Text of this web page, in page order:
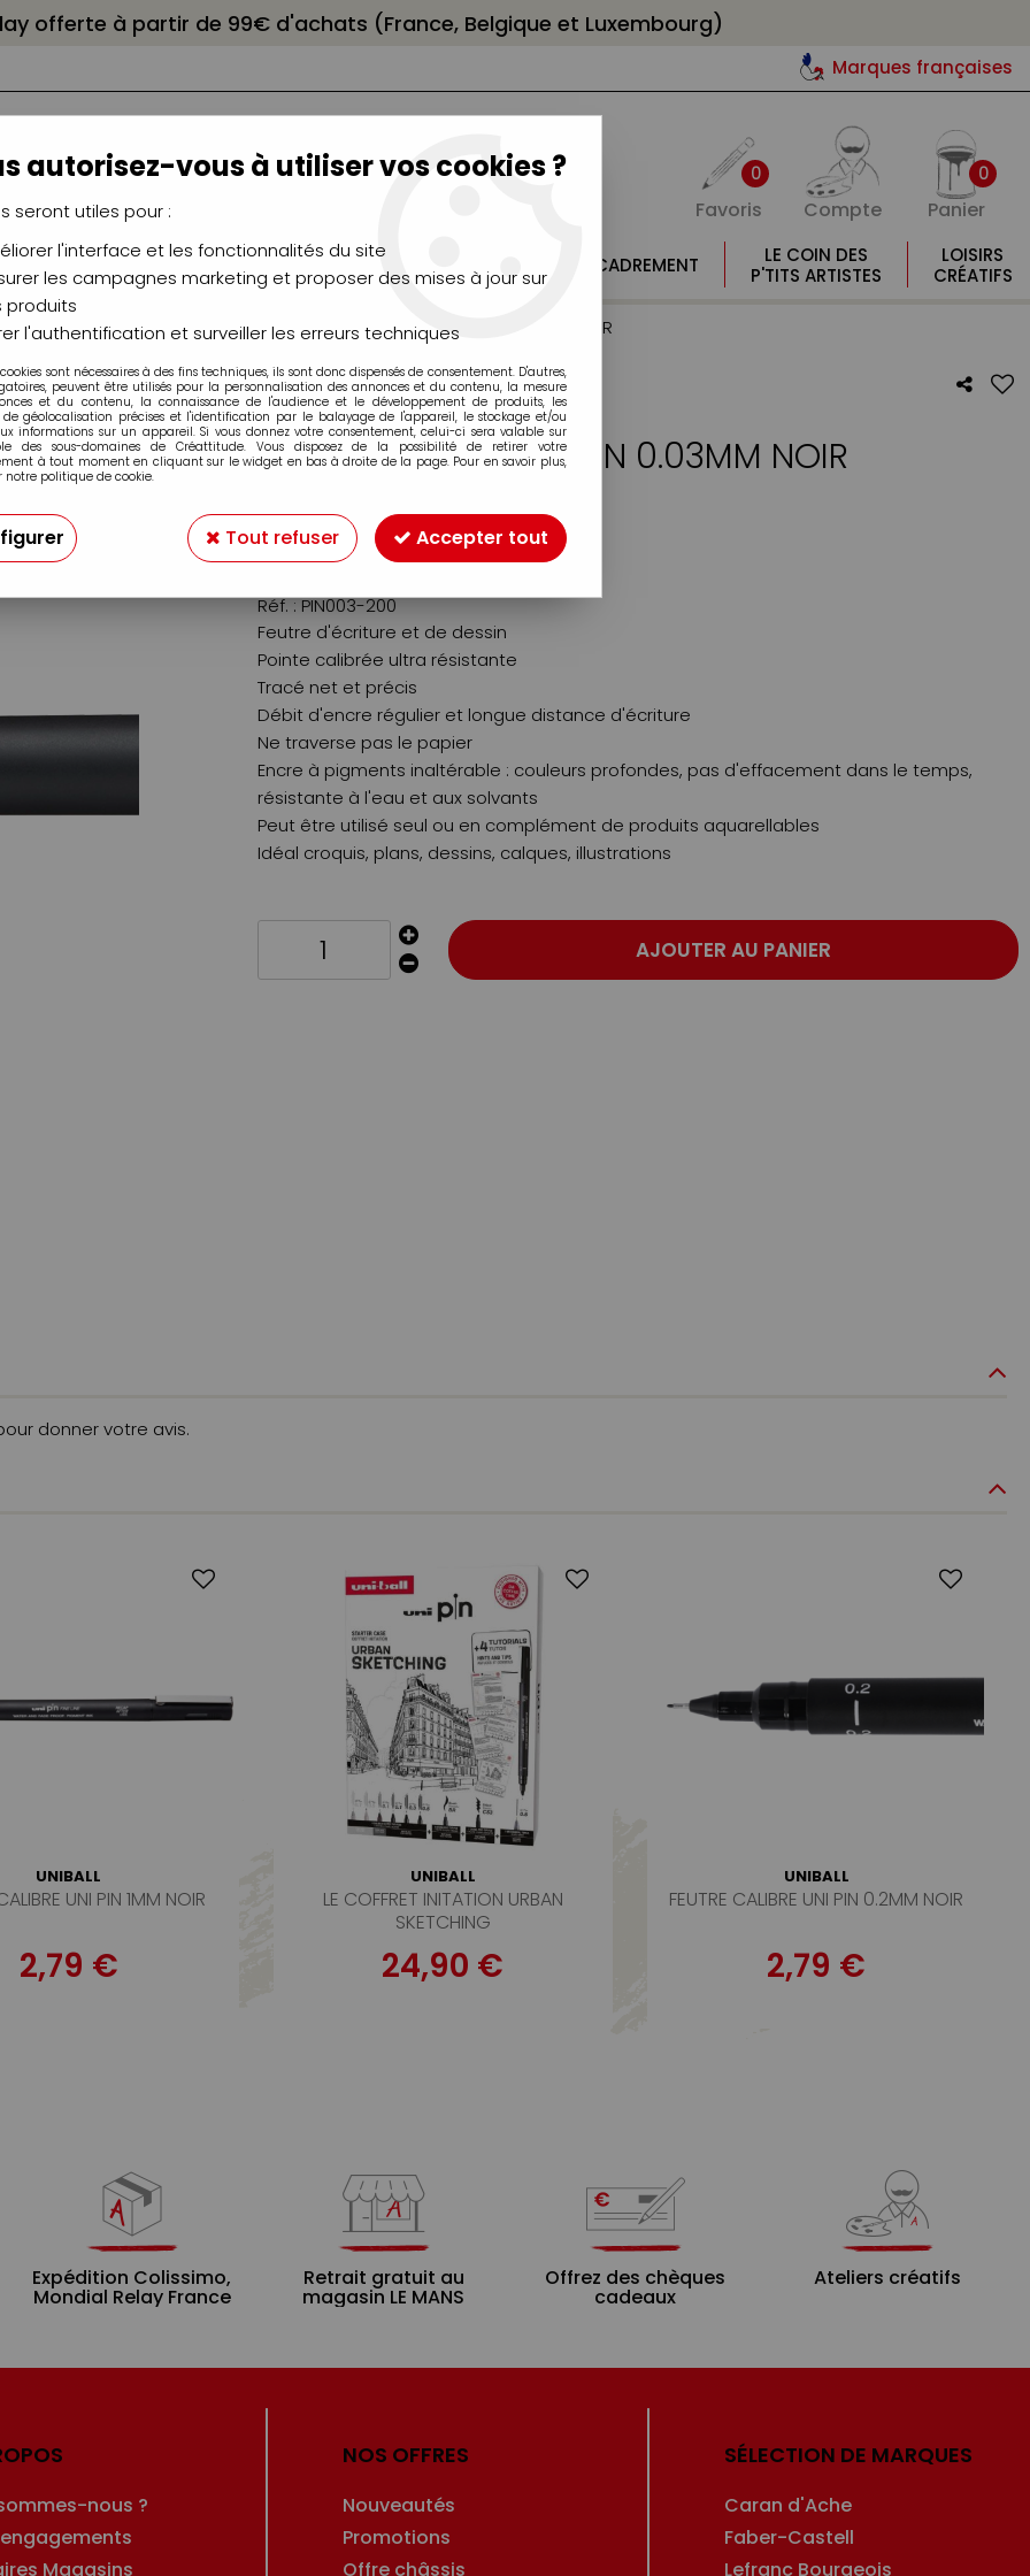
offerte à partir de 99€ d'achats (France, Belgique et Luxembourg)
Marques françaises
0
Favoris Compte
0
Panier
CHÂSSIS
CHEVALETS
AÉROGRAPHIE
MODÉLISME
MOULAGE
ENCADREMENT
LE COIN DES
P'TITS ARTISTES
LOISIRS
CRÉATIFS
calibrées>Feutres Uni Pin Fine Line>FEUTRE CALIBRE UNI PIN 0.03MM NOIR
FEUTRE CALIBRE UNI PIN 0.03MM NOIR
2,79€TTC
Réf. :PIN003-200
Feutre d'écriture et de dessin
Pointe calibrée ultra résistante
Tracé net et précis
Débit d'encre régulier et longue distance d'écriture
Ne traverse pas le papier
Encre à pigments inaltérable : couleurs profondes, pas d'effacement dans le temps,
résistante à l'eau et aux solvants
Peut être utilisé seul ou en complément de produits aquarellables
Idéal croquis, plans, dessins, calques, illustrations
AJOUTER AU PANIER
donner votre avis.
UNIBALL
UNI PIN 1MM NOIR
2,79 €
UNIBALL
LE COFFRET INITATION URBAN
SKETCHING
24,90 €
UNIBALL
FEUTRE CALIBRE UNI PIN 0.2MM NOIR
2,79 €
Expédition Colissimo,
Mondial Relay France
Retrait gratuit au
magasin LE MANS
Offrez des chèques
cadeaux
Ateliers créatifs
nous ?
Magasins
NOS OFFRES
Nouveautés
Promotions
Offre châssis
SÉLECTION DE MARQUES
Caran d'Ache
Faber-Castell
Lefranc Bourgeois
autorisez-vous à utiliser vos cookies ?
seront utiles pour :
l'interface et les fonctionnalités du site
les campagnes marketing et proposer des mises à jour sur
produits
l'authentification et surveiller les erreurs techniques
sont nécessaires à des fins techniques, ils sont donc dispensés de consentement. D'autres,
peuvent être utilisés pour la personnalisation des annonces et du contenu, la mesure
et du contenu, la connaissance de l'audience et le développement de produits, les
de géolocalisation précises et l'identification par le balayage de l'appareil, le stockage et/ou
informations sur un appareil. Si vous donnez votre consentement, celui-ci sera valable sur
des sous-domaines de Créattitude. Vous disposez de la possibilité de retirer votre
à tout moment en cliquant sur le widget en bas à droite de la page. Pour en savoir plus,
notre politique de cookie.
Tout refuser Accepter tout